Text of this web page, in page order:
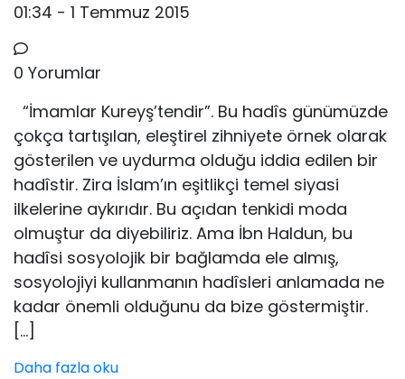
01:34 - 1 Temmuz 2015
0 Yorumlar
“İmamlar Kureyş’tendir”. Bu hadîs günümüzde
çokça tartışılan, eleştirel zihniyete örnek olarak
gösterilen ve uydurma olduğu iddia edilen bir
hadîstir. Zira İslam’ın eşitlikçi temel siyasi
ilkelerine aykırıdır. Bu açıdan tenkidi moda
olmuştur da diyebiliriz. Ama İbn Haldun, bu
hadîsi sosyolojik bir bağlamda ele almış,
sosyolo­jiyi kullanmanın hadîsleri anlamada ne
kadar önemli oldu­ğunu da bize göstermiştir.
[…]
Daha fazla oku